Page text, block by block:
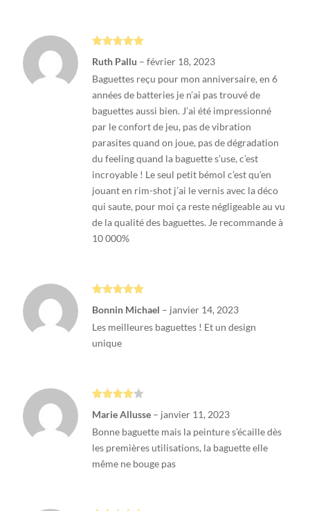
5
Ruth Pallu – février 18, 2023
Baguettes reçu pour mon anniversaire, en 6
années de batteries je n’ai pas trouvé de
baguettes aussi bien. J’ai été impressionné
par le confort de jeu, pas de vibration
parasites quand on joue, pas de dégradation
du feeling quand la baguette s’use, c’est
incroyable ! Le seul petit bémol c’est qu’en
jouant en rim-shot j’ai le vernis avec la déco
qui saute, pour moi ça reste négligeable au vu
de la qualité des baguettes. Je recommande à
10 000%
5
Bonnin Michael – janvier 14, 2023
Les meilleures baguettes ! Et un design
unique
sur 5
Marie Allusse – janvier 11, 2023
Bonne baguette mais la peinture s’écaille dès
les premières utilisations, la baguette elle
même ne bouge pas